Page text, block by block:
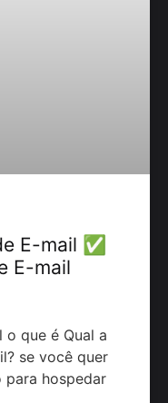
E-mail ✅
E-mail
o que é Qual a
se você quer
para hospedar